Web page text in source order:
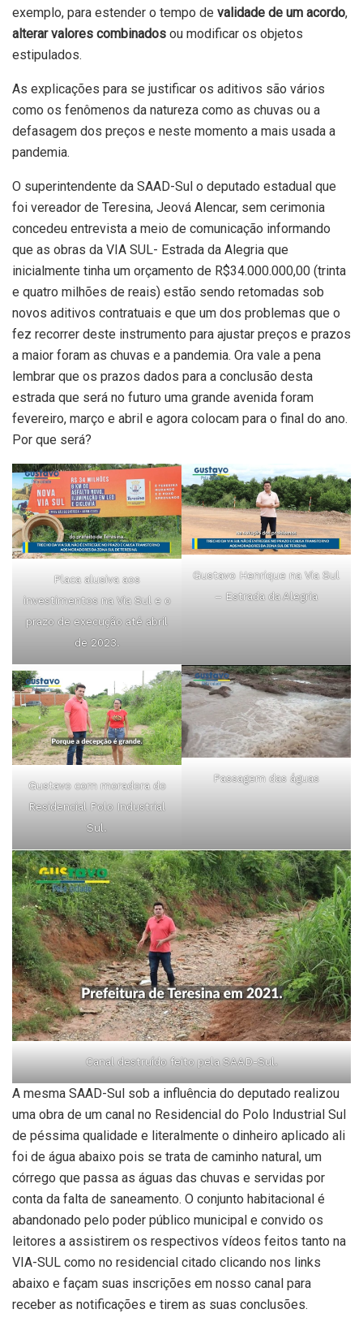
exemplo, para estender o tempo de validade de um acordo,
alterar valores combinados ou modificar os objetos
estipulados.
As explicações para se justificar os aditivos são vários
como os fenômenos da natureza como as chuvas ou a
defasagem dos preços e neste momento a mais usada a
pandemia.
O superintendente da SAAD-Sul o deputado estadual que
foi vereador de Teresina, Jeová Alencar, sem cerimonia
concedeu entrevista a meio de comunicação informando
que as obras da VIA SUL- Estrada da Alegria que
inicialmente tinha um orçamento de R$34.000.000,00 (trinta
e quatro milhões de reais) estão sendo retomadas sob
novos aditivos contratuais e que um dos problemas que o
fez recorrer deste instrumento para ajustar preços e prazos
a maior foram as chuvas e a pandemia. Ora vale a pena
lembrar que os prazos dados para a conclusão desta
estrada que será no futuro uma grande avenida foram
fevereiro, março e abril e agora colocam para o final do ano.
Por que será?
Placa alusiva aos
investimentos na Via Sul e o
prazo de execução até abril
de 2023.
Gustavo Henrique na Via Sul
– Estrada da Alegria
Gustavo com moradora do
Residencial Polo Industrial
Sul.
Passagem das águas
Canal destruído feito pela SAAD-Sul.
A mesma SAAD-Sul sob a influência do deputado realizou
uma obra de um canal no Residencial do Polo Industrial Sul
de péssima qualidade e literalmente o dinheiro aplicado ali
foi de água abaixo pois se trata de caminho natural, um
córrego que passa as águas das chuvas e servidas por
conta da falta de saneamento. O conjunto habitacional é
abandonado pelo poder público municipal e convido os
leitores a assistirem os respectivos vídeos feitos tanto na
VIA-SUL como no residencial citado clicando nos links
abaixo e façam suas inscrições em nosso canal para
receber as notificações e tirem as suas conclusões.